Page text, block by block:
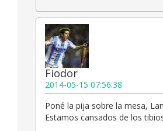
Fiodor
2014-05-15 07:56:38
Poné la pija sobre la mesa,
Estamos cansados de los